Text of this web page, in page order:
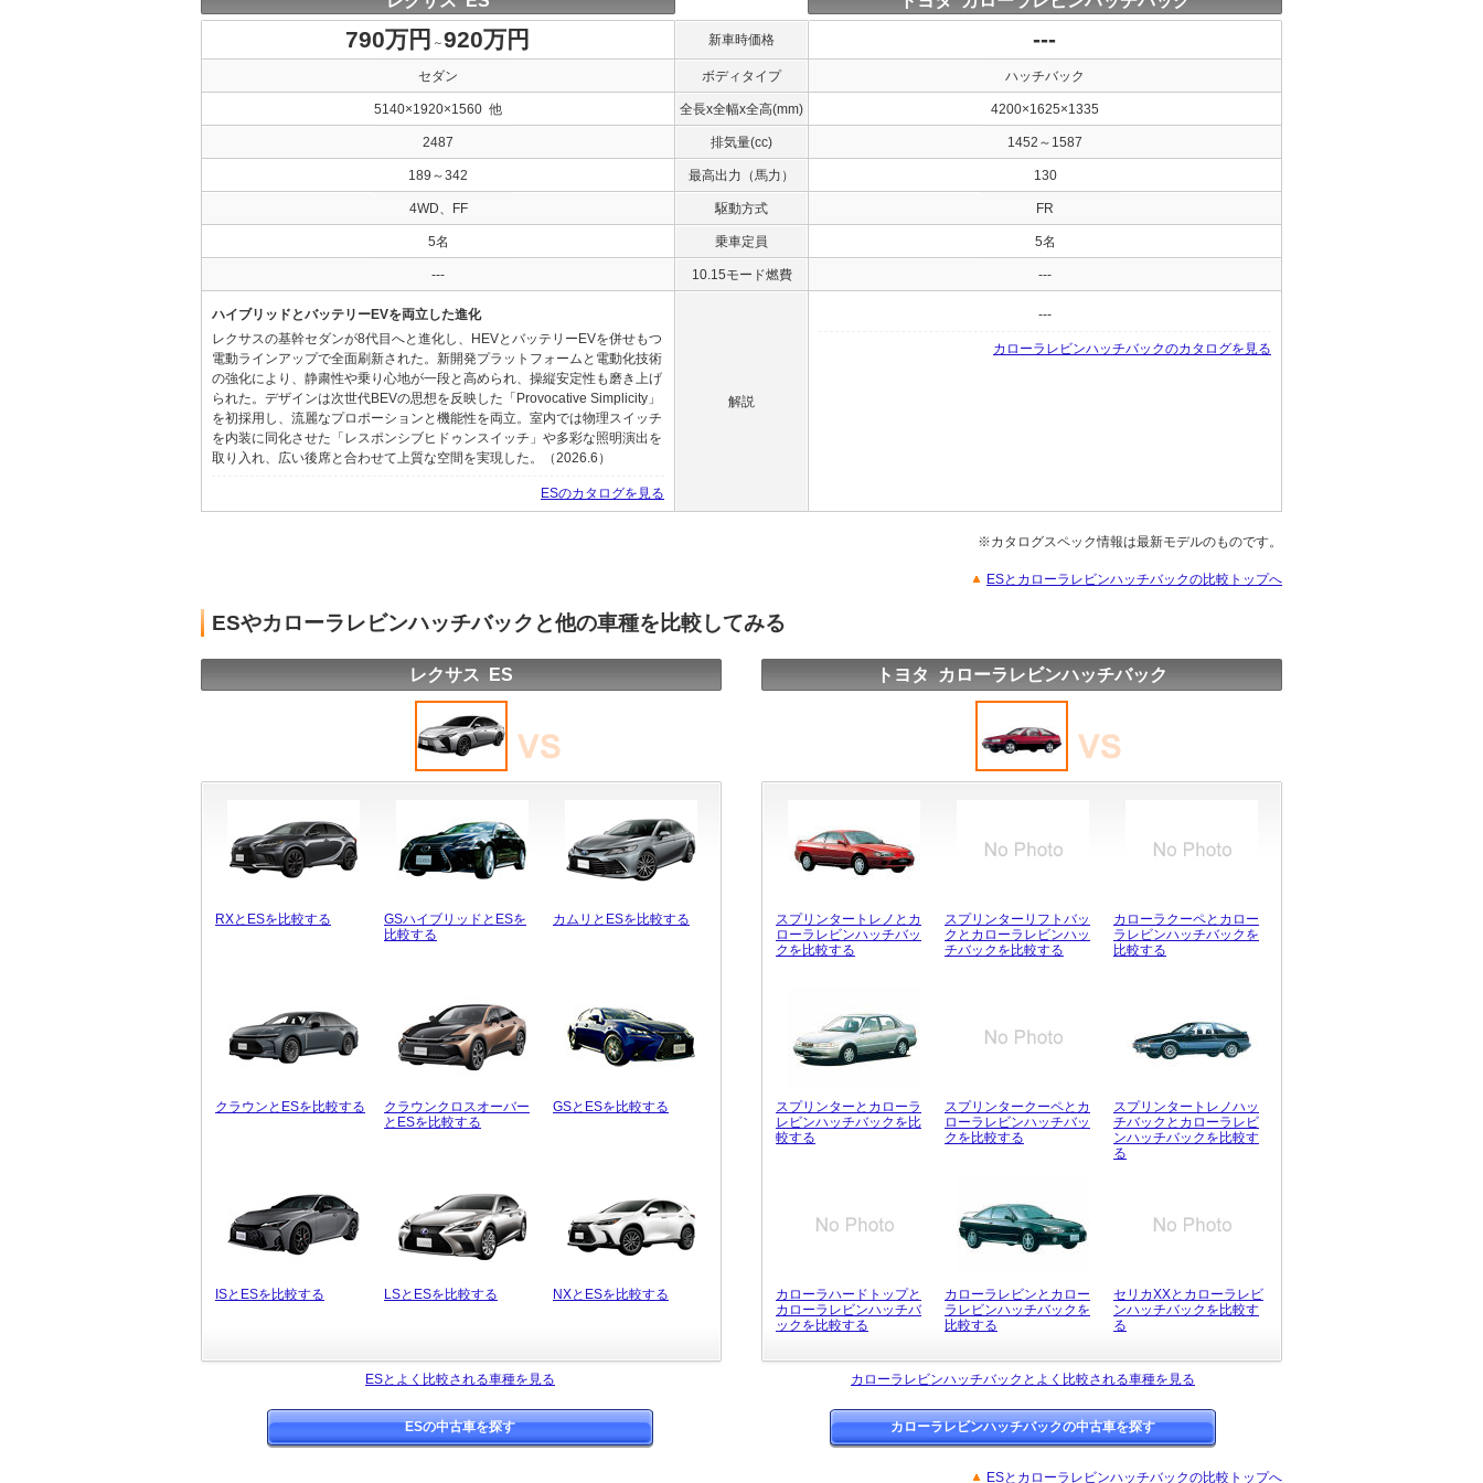
790万円 ～920万円 新車時価格 ---
セダン ボディタイプ ハッチバック
5140×1920×1560 他 全長x全幅x全高(mm) 4200×1625×1335
2487 排気量(cc) 1452～1587
189～342 最高出力（馬力） 130
4WD、FF 駆動方式 FR
5名 乗車定員 5名
--- 10.15モード燃費 ---
ハイブリッドとバッテリーEVを両立した進化
レクサスの基幹セダンが8代目へと進化し、HEVとバッテリーEVを併せもつ
電動ラインアップで全面刷新された。新開発プラットフォームと電動化技術
の強化により、静粛性や乗り心地が一段と高められ、操縦安定性も磨き上げ
られた。デザインは次世代BEVの思想を反映した「Provocative Simplicity」
を初採用し、流麗なプロポーションと機能性を両立。室内では物理スイッチ
を内装に同化させた「レスポンシブヒドゥンスイッチ」や多彩な照明演出を
取り入れ、広い後席と合わせて上質な空間を実現した。（2026.6）
ESのカタログを見る
解説
---
カローラレビンハッチバックのカタログを見る
※カタログスペック情報は最新モデルのものです。
ESとカローラレビンハッチバックの比較トップへ
ESやカローラレビンハッチバックと他の車種を比較してみる
レクサス ES
RXとESを比較する
GSハイブリッドとESを
比較する
カムリとESを比較する
クラウンとESを比較する
クラウンクロスオーバー
とESを比較する
GSとESを比較する
ISとESを比較する LSとESを比較する NXとESを比較する
トヨタ カローラレビンハッチバック
スプリンタートレノとカ
ローラレビンハッチバッ
クを比較する
スプリンターリフトバッ
クとカローラレビンハッ
チバックを比較する
カローラクーペとカロー
ラレビンハッチバックを
比較する
スプリンターとカローラ
レビンハッチバックを比
較する
スプリンタークーペとカ
ローラレビンハッチバッ
クを比較する
スプリンタートレノハッ
チバックとカローラレビ
ンハッチバックを比較す
る
カローラハードトップと
カローラレビンハッチバ
ックを比較する
カローラレビンとカロー
ラレビンハッチバックを
比較する
セリカXXとカローラレビ
ンハッチバックを比較す
る
ESとよく比較される車種を見る カローラレビンハッチバックとよく比較される車種を見る
ESの中古車を探す カローラレビンハッチバックの中古車を探す
ESとカローラレビンハッチバックの比較トップへ